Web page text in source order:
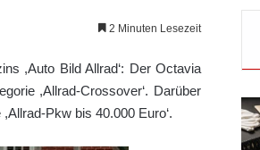
2 Minuten Lesezeit
,Auto Bild Allrad‘: Der Octavia
,Allrad-Crossover‘. Darüber
Pkw bis 40.000 Euro‘.